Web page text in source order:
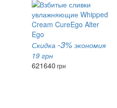
Скидка-3% экономия
19 грн
621640 грн